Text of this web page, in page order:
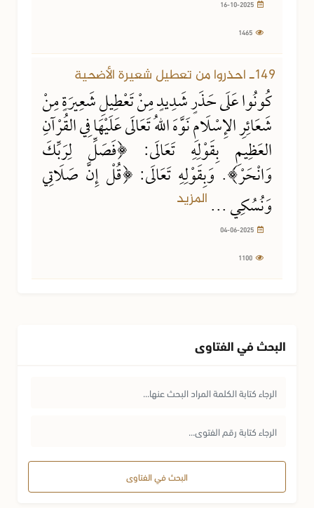
149ـ احذروا من تعطيل شعيرة الأضحية
كُونُوا عَلَى حَذَرٍ شَدِيدٍ مِنْ تَعْطِيلِ شَعِيرَةٍ مِنْ
شَعَائِرِ الإِسْلَامِ نَوَّهَ اللهُ تَعَالَى عَلَيْهَا فِي القُرْآنِ
العَظِيمِ بِقَوْلِهِ تَعَالَى: ﴿فَصَلِّ لِرَبِّكَ
وَانْحَرْ﴾. وَبِقَوْلِهِ تَعَالَى: ﴿قُلْ إِنَّ صَلَاتِي
وَنُسُكِي ... المزيد
البحث في الفتاوى
البحث في الفتاوى